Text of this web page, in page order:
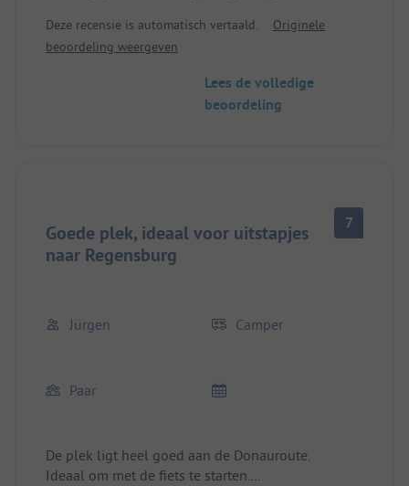
Ideaal om Regensburg te bezoeken. De Donau
zwemlocatie is super dichtbij. Prijzen voor
vonden de broodjes service niet zo geweldig.
Hoge prijzen voor afgebakken broodjes. Voor de
Deze recensie is automatisch vertaald.
Originele
beoordeling weergeven
Lees de volledige
beoordeling
Goede plek, ideaal voor uitstapjes
naar Regensburg
7
Jürgen Camper
Paar
De plek ligt heel goed aan de Donauroute.
Ideaal om met de fiets te starten.